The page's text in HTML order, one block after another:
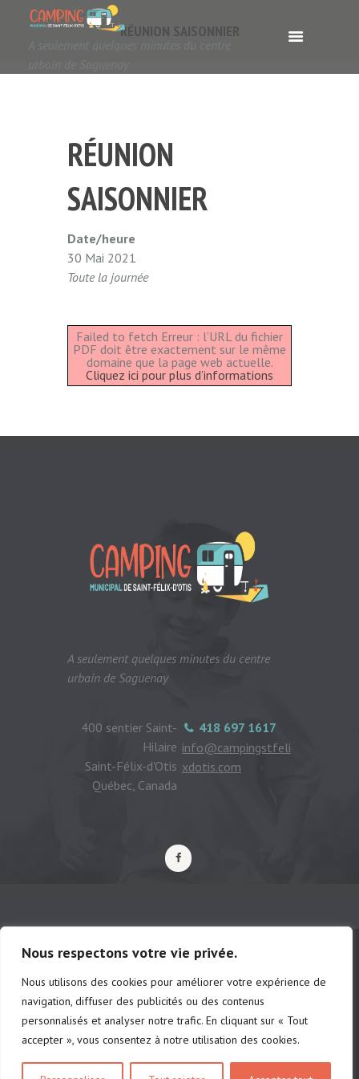
Nous respectons votre vie privée.
Nous utilisons des cookies pour améliorer votre expérience de
navigation, diffuser des publicités ou des contenus
personnalisés et analyser notre trafic. En cliquant sur « Tout
accepter », vous consentez à notre utilisation des cookies.
A seulement quelques minutes du centre
urbain de Saguenay
RÉUNION SAISONNIER
RÉUNION
SAISONNIER
Date/heure
30 Mai 2021
Toute la journée
Failed to fetch Erreur : l’URL du fichier
PDF doit être exactement sur le même
domaine que la page web actuelle.
Cliquez ici pour plus d’informations
A seulement quelques minutes du centre
urbain de Saguenay
418 697 1617
info@campingstfeli
xdotis.com
400 sentier Saint-
Hilaire
Saint-Félix-d'Otis
Québec, Canada
© Camping municipal de St-Félix d'Otis,
tous droits réservés |Politique de
confidentialité
# d'établissements: chalet 222691 |